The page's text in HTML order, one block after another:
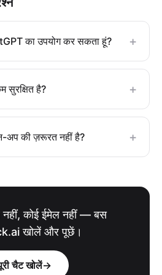
का उपयोग कर सकता हूं? +
सुरक्षित है? +
अप की ज़रूरत नहीं है? +
कोई ईमेल नहीं — बस
खोलें और पूछें।
चैट खोलें→